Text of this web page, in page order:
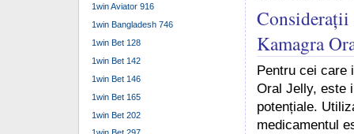
Kamagra
Pentru cei care
Oral Jelly, este
potențiale.
medicamentul
1win Aviator 916
1win Bangladesh 746
1win Bet 128
1win Bet 142
1win Bet 146
1win Bet 165
1win Bet 202